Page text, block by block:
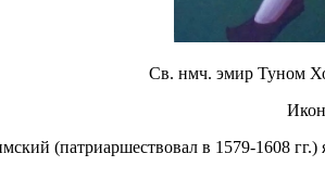
Св. нмч. эмир Туном
(патриаршествовал в 1579-1608 гг.)